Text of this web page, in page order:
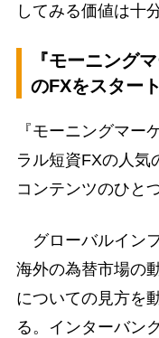
してみる価値は十
『モーニング
のFXをスタート
『モーニングマー
ラル短資FXの人気
コンテンツのひとつ
グローバルイン
海外の為替市場の
についての見方を
る。インターバン